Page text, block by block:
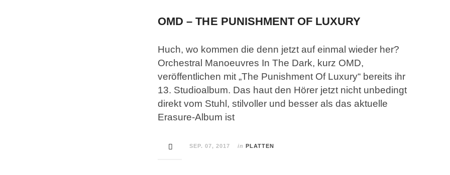
OMD – THE PUNISHMENT OF LUXURY
Huch, wo kommen die denn jetzt auf einmal wieder her?
Orchestral Manoeuvres In The Dark, kurz OMD,
veröffentlichen mit „The Punishment Of Luxury“ bereits ihr
13. Studioalbum. Das haut den Hörer jetzt nicht unbedingt
direkt vom Stuhl, stilvoller und besser als das aktuelle
Erasure-Album ist
SEP. 07, 2017 in PLATTEN